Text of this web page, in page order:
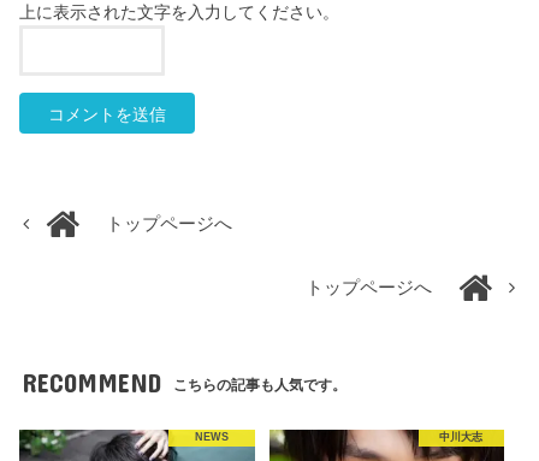
上に表示された文字を入力してください。
トップページへ
トップページへ
RECOMMEND こちらの記事も人気です。
NEWS 中川大志